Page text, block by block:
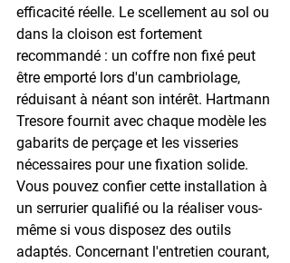
efficacité réelle. Le scellement au sol ou
dans la cloison est fortement
recommandé : un coffre non fixé peut
être emporté lors d'un cambriolage,
réduisant à néant son intérêt. Hartmann
Tresore fournit avec chaque modèle les
gabarits de perçage et les visseries
nécessaires pour une fixation solide.
Vous pouvez confier cette installation à
un serrurier qualifié ou la réaliser vous-
même si vous disposez des outils
adaptés. Concernant l'entretien courant,